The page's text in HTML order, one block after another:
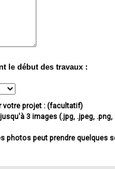
le début des travaux :
votre projet : (facultatif)
3 images (.jpg, .jpeg,
photos peut prendre quelques